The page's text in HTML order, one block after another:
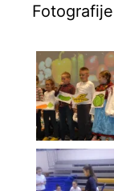
Fotografije